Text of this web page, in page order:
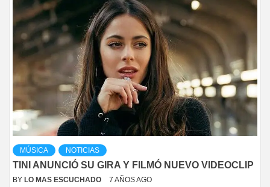
MÚSICA NOTICIAS
TINI ANUNCIÓ SU GIRA Y FILMÓ NUEVO VIDEOCLIP
BY LO MAS ESCUCHADO 7 AÑOS AGO